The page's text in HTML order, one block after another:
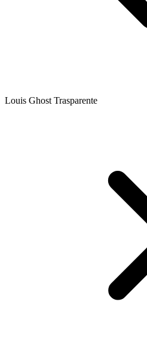
Louis Ghost Trasparente